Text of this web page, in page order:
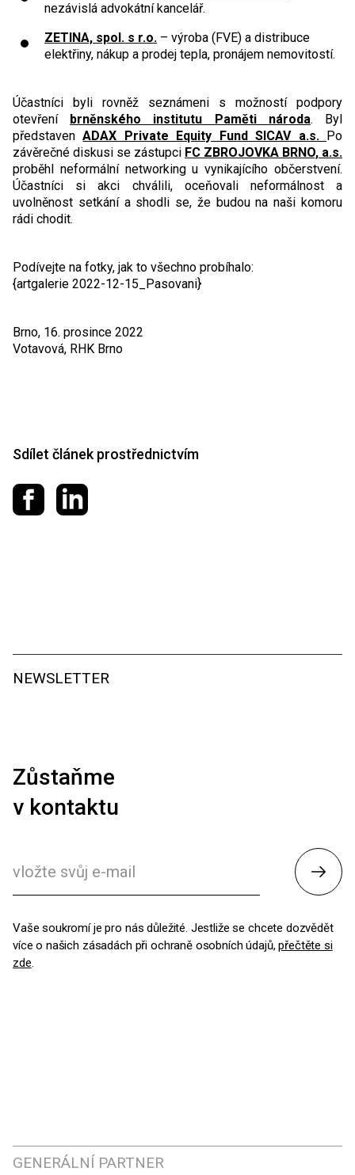
nezávislá advokátní kancelář.
ZETINA, spol. s r.o. – výroba (FVE) a distribuce
elektřiny, nákup a prodej tepla, pronájem nemovitostí.
Účastníci byli rovněž seznámeni s možností podpory
otevření brněnského institutu Paměti národa. Byl
představenADAX Private Equity Fund SICAV a.s. Po
závěrečné diskusi se zástupci FC ZBROJOVKA BRNO, a.s.
proběhl neformální networking u vynikajícího občerstvení.
Účastníci si akci chválili, oceňovali neformálnost a
uvolněnost setkání a shodli se, že budou na naši komoru
rádi chodit.
Podívejte na fotky, jak to všechno probíhalo:
{artgalerie 2022-12-15_Pasovani}
Brno, 16. prosince 2022
Votavová, RHK Brno
Sdílet článek prostřednictvím
Sdílet na Facebooku
Sdílet na LinkedIn
NEWSLETTER
Zůstaňme
v kontaktu
Vaše soukromí je pro nás důležité. Jestliže se chcete dozvědět
více o našich zásadách při ochraně osobních údajů,přečtěte si
zde.
GENERÁLNÍ PARTNER